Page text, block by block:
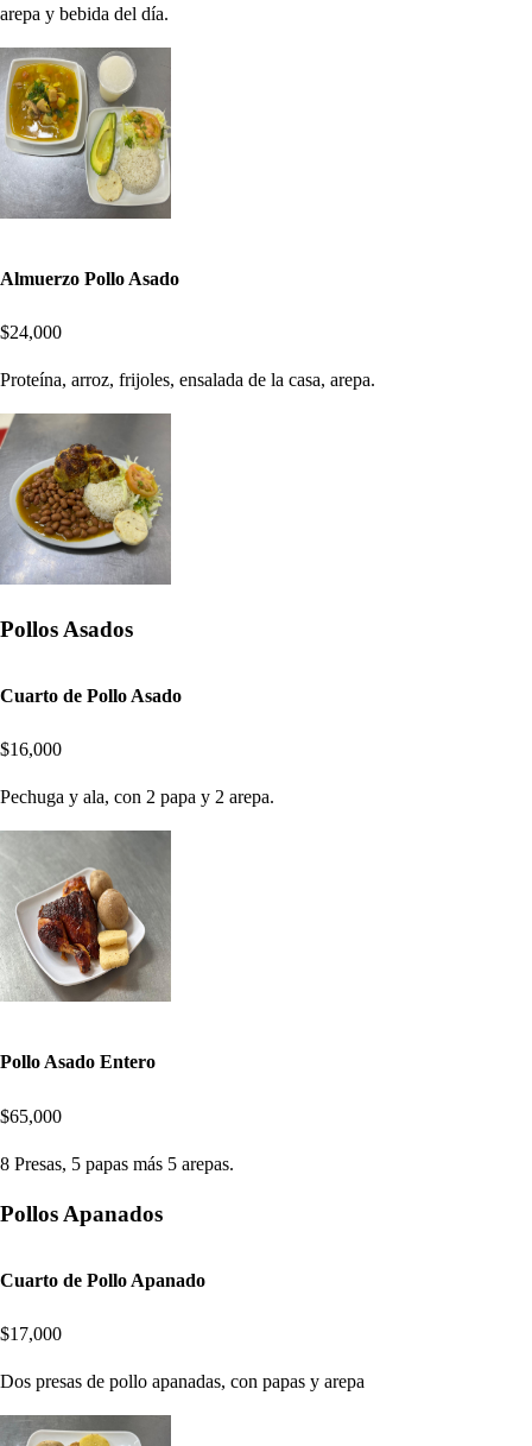
arepa y bebida del día.
Almuerzo Pollo Asado
$24,000
Proteína, arroz, frijoles, ensalada de la casa, arepa.
Pollos Asados
Cuarto de Pollo Asado
$16,000
Pechuga y ala, con 2 papa y 2 arepa.
Pollo Asado Entero
$65,000
8 Presas, 5 papas más 5 arepas.
Pollos Apanados
Cuarto de Pollo Apanado
$17,000
Dos presas de pollo apanadas, con papas y arepa